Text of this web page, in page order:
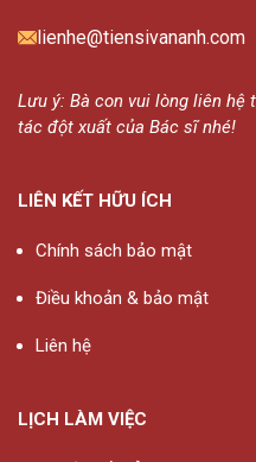
lienhe@tiensivananh.com
Lưu ý: Bà con vui lòng liên
tác đột xuất của Bác sĩ nhé!
LIÊN KẾT HỮU ÍCH
Chính sách bảo mật
Điều khoản & bảo mật
Liên hệ
LỊCH LÀM VIỆC